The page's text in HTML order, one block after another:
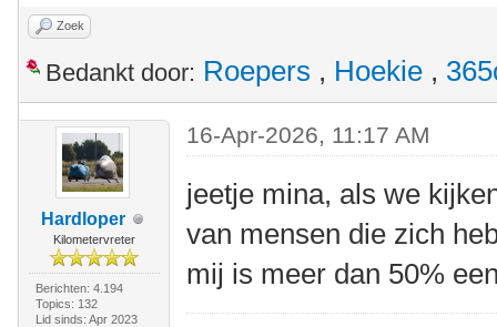
Zoek
Bedankt door: Roepers , Hoekie ,
Hardloper
Kilometervreter
Berichten: 4.194
Topics: 132
Lid sinds: Apr 2023
16-Apr-2026, 11:17 AM
jeetje mina, als we
van mensen die zich
mij is meer dan 50%